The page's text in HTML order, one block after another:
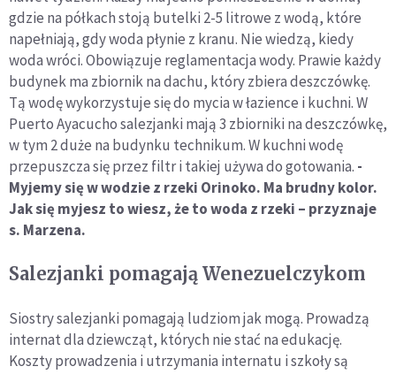
gdzie na półkach stoją butelki 2-5 litrowe z wodą, które
napełniają, gdy woda płynie z kranu. Nie wiedzą, kiedy
woda wróci. Obowiązuje reglamentacja wody. Prawie każdy
budynek ma zbiornik na dachu, który zbiera deszczówkę.
Tą wodę wykorzystuje się do mycia w łazience i kuchni. W
Puerto Ayacucho salezjanki mają 3 zbiorniki na deszczówkę,
w tym 2 duże na budynku technikum. W kuchni wodę
przepuszcza się przez filtr i takiej używa do gotowania. -
Myjemy się w wodzie z rzeki Orinoko. Ma brudny kolor.
Jak się myjesz to wiesz, że to woda z rzeki – przyznaje
s. Marzena.
Salezjanki pomagają Wenezuelczykom
Siostry salezjanki pomagają ludziom jak mogą. Prowadzą
internat dla dziewcząt, których nie stać na edukację.
Koszty prowadzenia i utrzymania internatu i szkoły są